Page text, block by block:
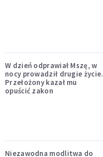
W dzień odprawiał Mszę, w
nocy prowadził drugie życie.
Przełożony kazał mu
opuścić zakon
Niezawodna modlitwa do